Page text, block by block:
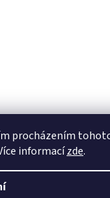
procházením
informacízde.